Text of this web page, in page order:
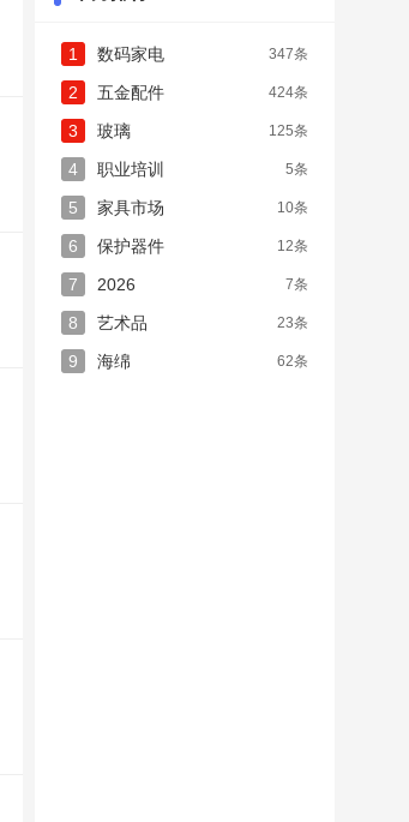
347条
1 数码家电
424条
2 五金配件
125条
3 玻璃
5条
4 职业培训
10条
5 家具市场
12条
6 保护器件
7条
7 2026
23条
8 艺术品
62条
9 海绵